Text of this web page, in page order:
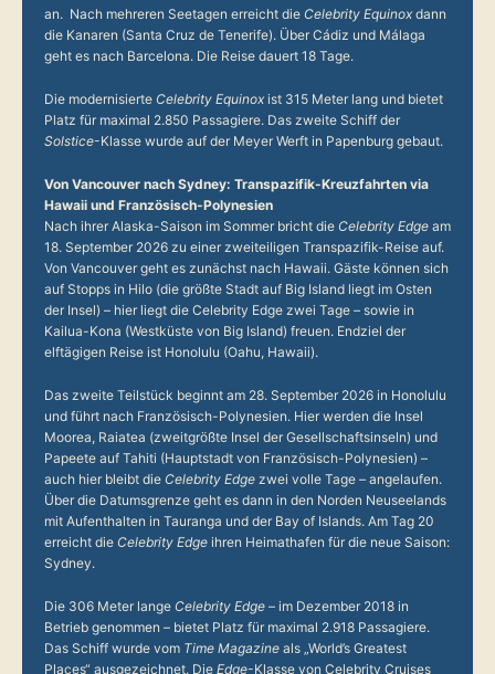
an. Nach mehreren Seetagen erreicht die Celebrity Equinoxdann
die Kanaren (Santa Cruz de Tenerife). Über Cádiz und Málaga
geht es nach Barcelona. Die Reise dauert 18 Tage.
Die modernisierte Celebrity Equinoxist 315 Meter lang und bietet
Platz für maximal 2.850 Passagiere. Das zweite Schiff der
Solstice-Klasse wurde auf der Meyer Werft in Papenburg gebaut.
Von Vancouver nach Sydney: Transpazifik-Kreuzfahrten via
Hawaii und Französisch-Polynesien
Nach ihrer Alaska-Saison im Sommer bricht die Celebrity Edge am
18. September 2026 zu einer zweiteiligen Transpazifik-Reise auf.
Von Vancouver geht es zunächst nach Hawaii. Gäste können sich
auf Stopps in Hilo (die größte Stadt auf Big Island liegt im Osten
der Insel) – hier liegt die Celebrity Edge zwei Tage – sowie in
Kailua-Kona (Westküste von Big Island) freuen. Endziel der
elftägigen Reise ist Honolulu (Oahu, Hawaii).
Das zweite Teilstück beginnt am 28. September 2026 in Honolulu
und führt nach Französisch-Polynesien. Hier werden die Insel
Moorea, Raiatea (zweitgrößte Insel der Gesellschaftsinseln) und
Papeete auf Tahiti (Hauptstadt von Französisch-Polynesien) –
auch hier bleibt die Celebrity Edge zwei volle Tage – angelaufen.
Über die Datumsgrenze geht es dann in den Norden Neuseelands
mit Aufenthalten in Tauranga und der Bay of Islands. Am Tag 20
erreicht die Celebrity Edge ihren Heimathafen für die neue Saison:
Sydney.
Die 306 Meter lange Celebrity Edge – im Dezember 2018 in
Betrieb genommen – bietet Platz für maximal 2.918 Passagiere.
Das Schiff wurde vom Time Magazine als „World’s Greatest
Places“ ausgezeichnet. Die Edge-Klasse von Celebrity Cruises